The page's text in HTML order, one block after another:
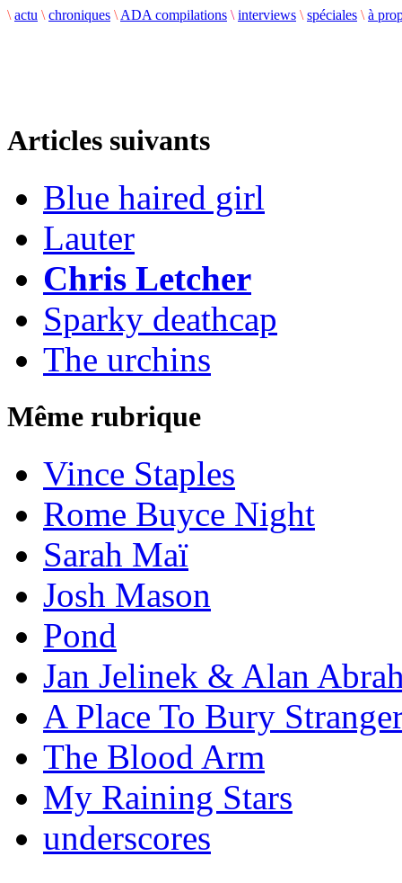
\ actu \ chroniques \ ADA compilations \ interviews \ spéciales \ à
Articles suivants
Blue haired girl
Lauter
Chris Letcher
Sparky deathcap
The urchins
Même rubrique
Vince Staples
Rome Buyce Night
Sarah Maï
Josh Mason
Pond
Jan Jelinek & Alan
A Place To Bury
The Blood Arm
My Raining Stars
underscores